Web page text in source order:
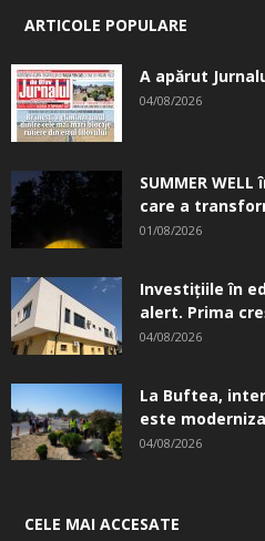
ARTICOLE POPULARE
A apărut
04/08/2026
SUMMER
care a
01/08/2026
Investițiile în
alert. Prima
04/08/2026
La Buftea,
este
04/08/2026
CELE MAI ACCESATE